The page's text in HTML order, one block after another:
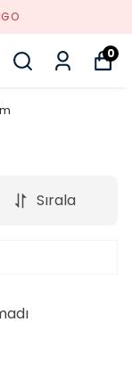
0
Sırala